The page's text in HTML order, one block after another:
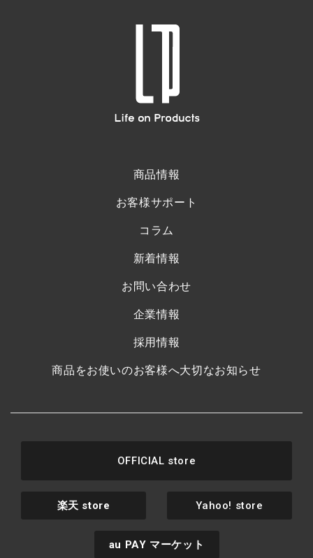
商品情報
お客様サポート
コラム
新着情報
お問い合わせ
企業情報
採用情報
商品をお使いのお客様へ大切なお知らせ
OFFICIAL store
楽天 store Yahoo! store
au PAY マーケット